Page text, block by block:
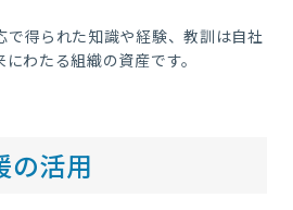
で得られた知識や経験、教訓は自社
わたる組織の資産です。
の活用